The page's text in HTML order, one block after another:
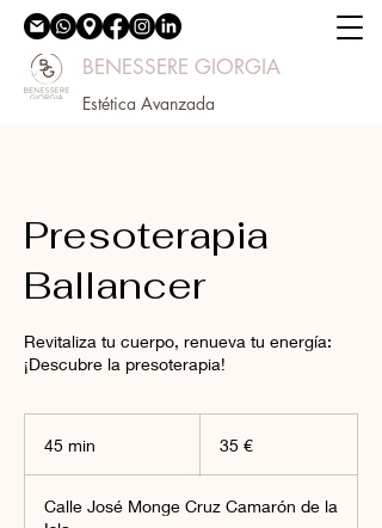
BENESSERE GIORGIA
Estética Avanzada
Presoterapia
Ballancer
Revitaliza tu cuerpo, renueva tu energía:
¡Descubre la presoterapia!
45 min
m
35 €
Calle José Monge Cruz Camarón de la